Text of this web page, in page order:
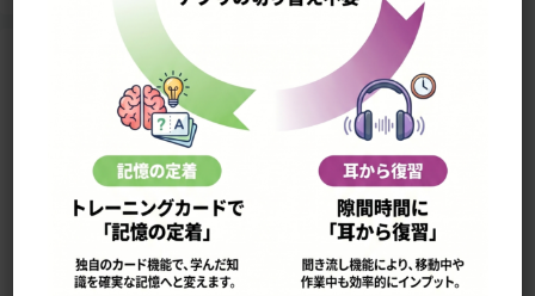
このサイトについて
単語の検索法
ローマ字表
よくある検索ミス！